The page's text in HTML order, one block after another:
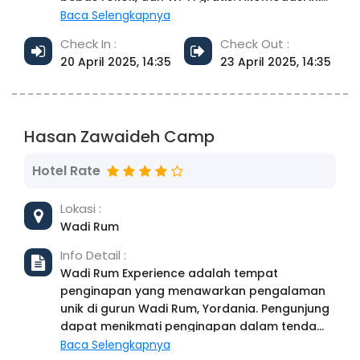
berjarak sekitar 4,5 km dari Holyland Model of
km dari Manger Square. Akomodasi ini
menawarkan layanan pramutamu, meja
dilengkapi dengan kamar mandi pribadi
gratis. Semua unit di New Capitol Hotel -
tersedia setiap hari, dan mencakup pilihan
kontinental, vegetarian, dan halal. Staf dapat
meja depan 24 jam. Tempat-tempat menarik
yang populer di dekat akomodasi termasuk
Gereja All Nations, Dome of the Rock, dan
Tembok Barat. Bandara terdekat adalah
Bandara Ben Gurion, 48 km dari New Capitol
Hotel - Yerusalem.
Baca Selengkapnya
Check In :
20 April 2025, 14:35
Check Out :
23 April 2025, 14:35
Hasan Zawaideh Camp
Hotel Rate
Lokasi :
Wadi Rum
Info Detail :
Wadi Rum Experience adalah tempat
penginapan yang menawarkan pengalaman
unik di gurun Wadi Rum, Yordania. Pengunjung
dapat menikmati penginapan dalam tenda
bergaya tradisional Bedouin yang dilengkapi
Baca Selengkapnya